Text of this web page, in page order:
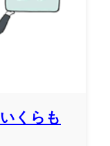
くらも